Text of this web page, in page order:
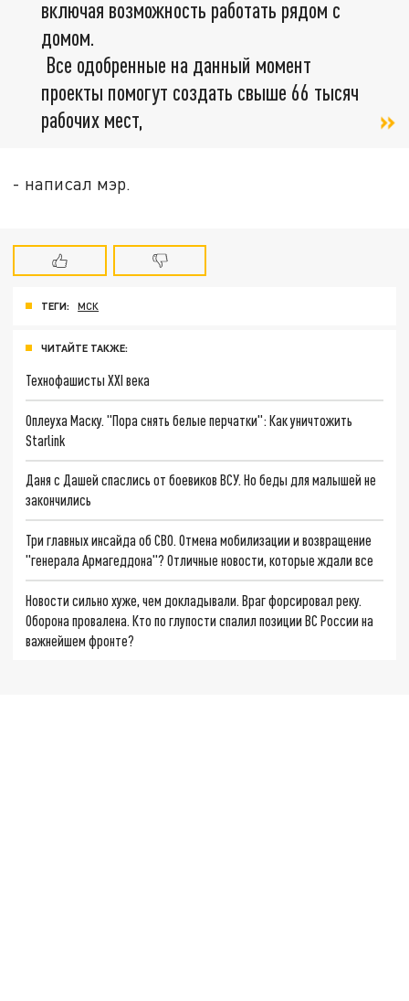
включая возможность работать рядом с
домом.
Все одобренные на данный момент
проекты помогут создать свыше 66 тысяч
рабочих мест,
- написал мэр.
ТЕГИ: МСК
ЧИТАЙТЕ ТАКЖЕ:
Технофашисты XXI века
Оплеуха Маску. "Пора снять белые перчатки": Как уничтожить
Starlink
Даня с Дашей спаслись от боевиков ВСУ. Но беды для малышей не
закончились
Три главных инсайда об СВО. Отмена мобилизации и возвращение
"генерала Армагеддона"? Отличные новости, которые ждали все
Новости сильно хуже, чем докладывали. Враг форсировал реку.
Оборона провалена. Кто по глупости спалил позиции ВС России на
важнейшем фронте?